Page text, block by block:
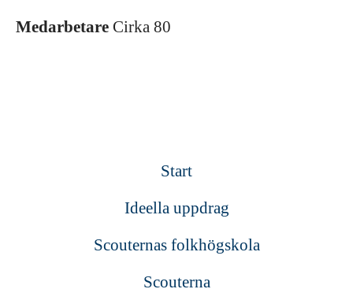
Medarbetare Cirka 80
Start
Ideella uppdrag
Scouternas folkhögskola
Scouterna